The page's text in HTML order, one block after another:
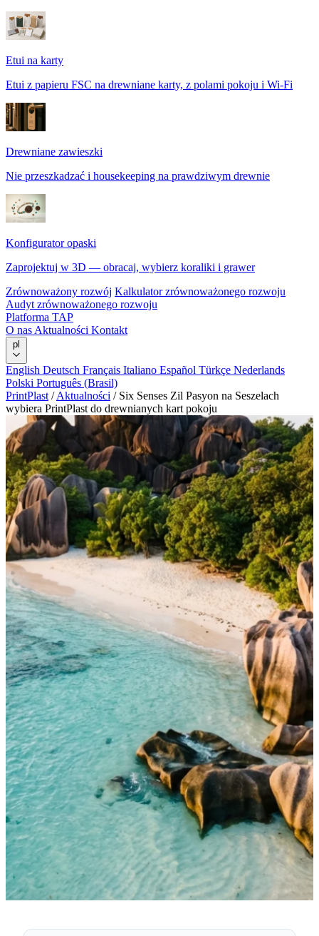
Etui na karty
Etui z papieru FSC na drewniane karty, z polami pokoju i Wi-Fi
Drewniane zawieszki
Nie przeszkadzać i housekeeping na prawdziwym drewnie
Konfigurator opaski
Zaprojektuj w 3D — obracaj, wybierz koraliki i grawer
Zrównoważony rozwój Kalkulator zrównoważonego rozwoju
Audyt zrównoważonego rozwoju
Platforma TAP
O nas Aktualności Kontakt
pl
English Deutsch Français Italiano Español Türkçe Nederlands
Polski Português (Brasil)
PrintPlast / Aktualności / Six Senses Zil Pasyon na Seszelach
wybiera PrintPlast do drewnianych kart pokoju